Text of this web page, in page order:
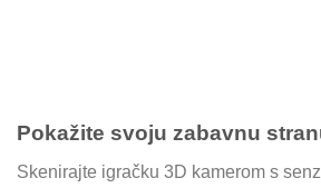
Pokažite svoju zabavnu
Skenirajte igračku 3D kamerom s